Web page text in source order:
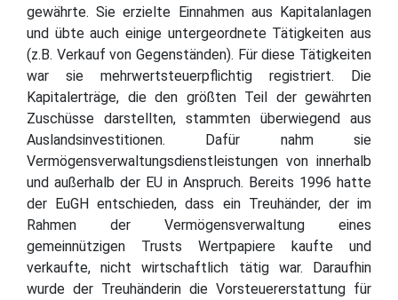
gewährte. Sie erzielte Einnahmen aus Kapitalanlagen
und übte auch einige untergeordnete Tätigkeiten aus
(z.B. Verkauf von Gegenständen). Für diese Tätigkeiten
war sie mehrwertsteuerpflichtig registriert. Die
Kapitalerträge, die den größten Teil der gewährten
Zuschüsse darstellten, stammten überwiegend aus
Auslandsinvestitionen. Dafür nahm sie
Vermögensverwaltungsdienstleistungen von innerhalb
und außerhalb der EU in Anspruch. Bereits 1996 hatte
der EuGH entschieden, dass ein Treuhänder, der im
Rahmen der Vermögensverwaltung eines
gemeinnützigen Trusts Wertpapiere kaufte und
verkaufte, nicht wirtschaftlich tätig war. Daraufhin
wurde der Treuhänderin die Vorsteuererstattung für